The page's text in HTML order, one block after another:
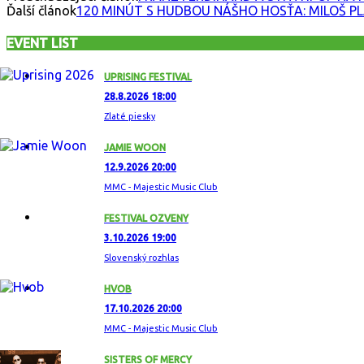
Ďalší článok120 MINÚT S HUDBOU NÁŠHO HOSŤA: MILOŠ
EVENT LIST
UPRISING FESTIVAL
28.8.2026 18:00
Zlaté piesky
JAMIE WOON
12.9.2026 20:00
MMC - Majestic Music Club
FESTIVAL OZVENY
3.10.2026 19:00
Slovenský rozhlas
HVOB
17.10.2026 20:00
MMC - Majestic Music Club
SISTERS OF MERCY